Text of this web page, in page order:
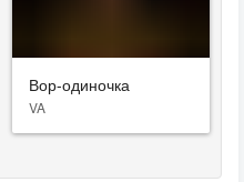
Вор-одиночка
VA